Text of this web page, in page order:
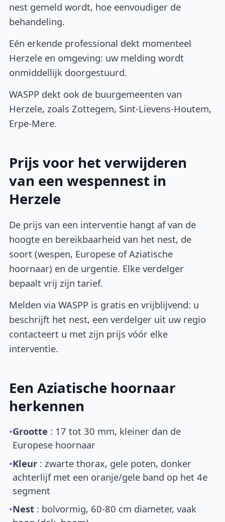
nest gemeld wordt, hoe eenvoudiger de
behandeling.
Eén erkende professional dekt momenteel
Herzele en omgeving: uw melding wordt
onmiddellijk doorgestuurd.
WASPP dekt ook de buurgemeenten van
Herzele, zoals Zottegem, Sint-Lievens-Houtem,
Erpe-Mere.
Prijs voor het verwijderen
van een wespennest in
Herzele
De prijs van een interventie hangt af van de
hoogte en bereikbaarheid van het nest, de
soort (wespen, Europese of Aziatische
hoornaar) en de urgentie. Elke verdelger
bepaalt vrij zijn tarief.
Melden via WASPP is gratis en vrijblijvend: u
beschrijft het nest, een verdelger uit uw regio
contacteert u met zijn prijs vóór elke
interventie.
Een Aziatische hoornaar
herkennen
•Grootte : 17 tot 30 mm, kleiner dan de
Europese hoornaar
•Kleur : zwarte thorax, gele poten, donker
achterlijf met een oranje/gele band op het 4e
segment
•Nest : bolvormig, 60-80 cm diameter, vaak